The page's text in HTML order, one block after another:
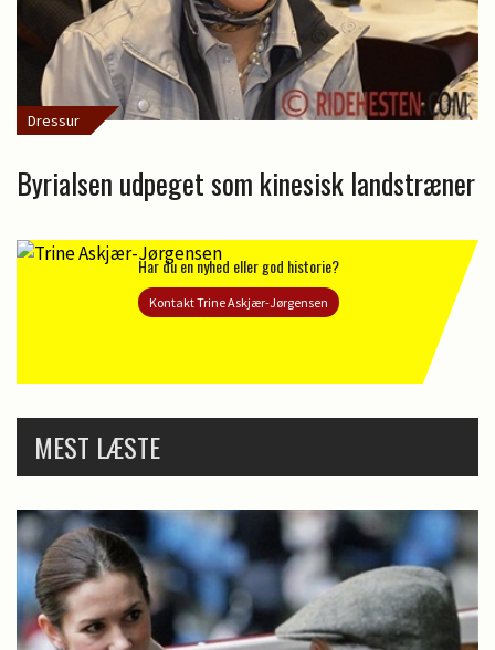
Dressur
Byrialsen udpeget som kinesisk landstræner
Har du en nyhed eller god historie?
Kontakt Trine Askjær-Jørgensen
MEST LÆSTE